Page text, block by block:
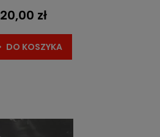
20,00 zł
DO KOSZYKA